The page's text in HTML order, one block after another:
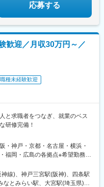
応募する
歓迎／月収30万円～／
職種未経験歓迎
と求職者をつなぎ、就業のベス
研修完備！
・神戸・京都・名古屋・横浜・
福岡・広島の各拠点※希望勤務地
2-6-1【大阪】大阪府大阪市北区
中央区御幸通6-1-10 【京都】京
る鶏鉾町480【名古屋】愛知県
線)、神戸三宮駅(阪神)、四条駅
とみらい駅、大宮駅(埼玉県)、